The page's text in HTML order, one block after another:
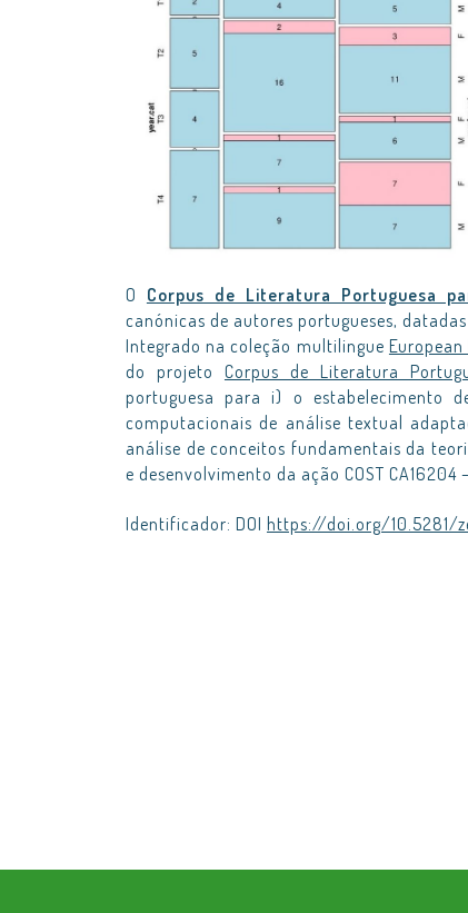
O Corpus de Literatura Portuguesa
canónicas de autores portugueses, datadas
Integrado na coleção multilingue European
do projeto Corpus de Literatura
portuguesa para i) o estabelecimento
computacionais de análise textual
análise de conceitos fundamentais da
e desenvolvimento da ação COST CA16204 –
Identificador: DOI https://doi.org/10.5281/